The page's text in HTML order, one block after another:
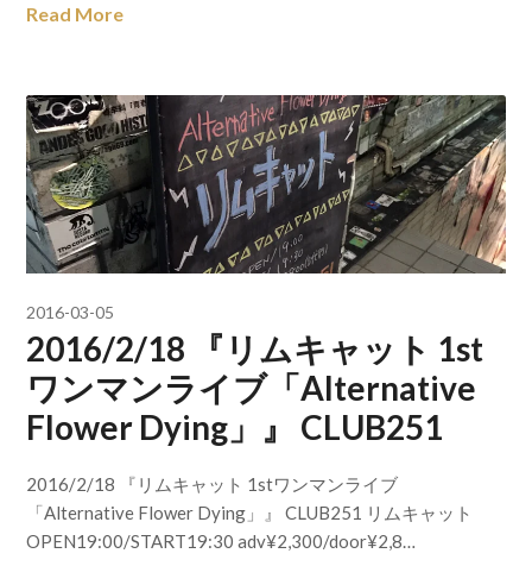
Read More
2016-03-05
2016/2/18 『リムキャット 1st
ワンマンライブ「Alternative
Flower Dying」』 CLUB251
2016/2/18 『リムキャット 1stワンマンライブ
「Alternative Flower Dying」』 CLUB251 リムキャット
OPEN19:00/START19:30 adv¥2,300/door¥2,8…